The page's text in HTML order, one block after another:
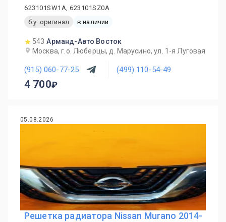
623101SW1A, 623101SZ0A
б.у. оригинал
в наличии
543 Арманд-Авто Восток
Москва, г.о. Люберцы, д. Марусино, ул. 1-я Луговая
(915) 060-77-25 (499) 110-54-49
4 700
05.08.2026
Решетка радиатора Nissan Murano 2014-